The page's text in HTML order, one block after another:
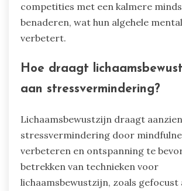
competities met een kalmere
benaderen, wat hun algehele
verbetert.
Hoe draagt
aan stressvermindering?
Lichaamsbewustzijn draagt
stressvermindering door
verbeteren en ontspanning te
betrekken van technieken voor
lichaamsbewustzijn, zoals gefocust